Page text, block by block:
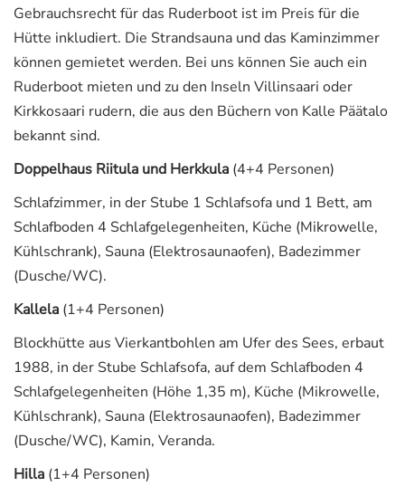
Gebrauchsrecht für das Ruderboot ist im Preis für die
Hütte inkludiert. Die Strandsauna und das Kaminzimmer
können gemietet werden. Bei uns können Sie auch ein
Ruderboot mieten und zu den Inseln Villinsaari oder
Kirkkosaari rudern, die aus den Büchern von Kalle Päätalo
bekannt sind.
Doppelhaus Riitula und Herkkula (4+4 Personen)
Schlafzimmer, in der Stube 1 Schlafsofa und 1 Bett, am
Schlafboden 4 Schlafgelegenheiten, Küche (Mikrowelle,
Kühlschrank), Sauna (Elektrosaunaofen), Badezimmer
(Dusche/WC).
Kallela (1+4 Personen)
Blockhütte aus Vierkantbohlen am Ufer des Sees, erbaut
1988, in der Stube Schlafsofa, auf dem Schlafboden 4
Schlafgelegenheiten (Höhe 1,35 m), Küche (Mikrowelle,
Kühlschrank), Sauna (Elektrosaunaofen), Badezimmer
(Dusche/WC), Kamin, Veranda.
Hilla (1+4 Personen)